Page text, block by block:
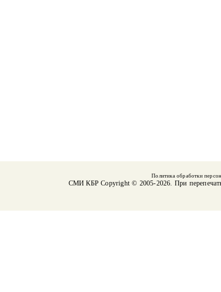
Политика обработки
СМИ КБРCopyright © 2005-2026. При